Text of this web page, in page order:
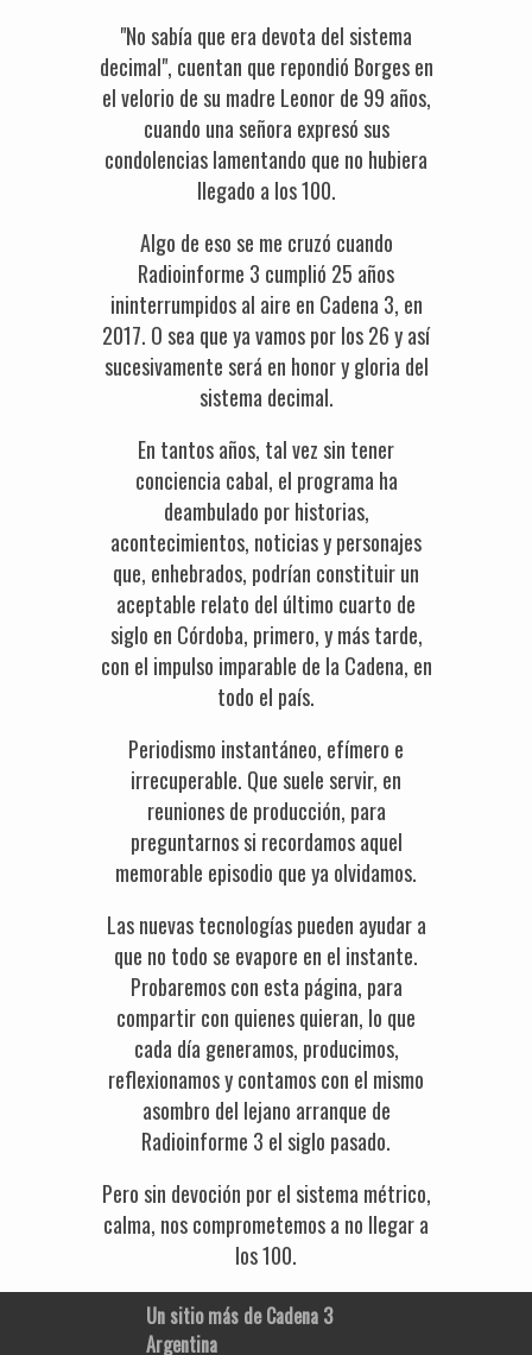
"No sabía que era devota del sistema
decimal", cuentan que repondió Borges en
el velorio de su madre Leonor de 99 años,
cuando una señora expresó sus
condolencias lamentando que no hubiera
llegado a los 100.
Algo de eso se me cruzó cuando
Radioinforme 3 cumplió 25 años
ininterrumpidos al aire en Cadena 3, en
2017. O sea que ya vamos por los 26 y así
sucesivamente será en honor y gloria del
sistema decimal.
En tantos años, tal vez sin tener
conciencia cabal, el programa ha
deambulado por historias,
acontecimientos, noticias y personajes
que, enhebrados, podrían constituir un
aceptable relato del último cuarto de
siglo en Córdoba, primero, y más tarde,
con el impulso imparable de la Cadena, en
todo el país.
Periodismo instantáneo, efímero e
irrecuperable. Que suele servir, en
reuniones de producción, para
preguntarnos si recordamos aquel
memorable episodio que ya olvidamos.
Las nuevas tecnologías pueden ayudar a
que no todo se evapore en el instante.
Probaremos con esta página, para
compartir con quienes quieran, lo que
cada día generamos, producimos,
reflexionamos y contamos con el mismo
asombro del lejano arranque de
Radioinforme 3 el siglo pasado.
Pero sin devoción por el sistema métrico,
calma, nos comprometemos a no llegar a
los 100.
Un sitio más de Cadena 3
Argentina